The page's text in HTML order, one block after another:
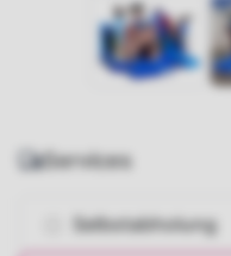
Services
Selbstabholung